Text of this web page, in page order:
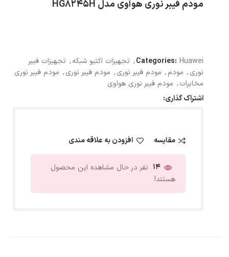
مودم فیبر نوری هوآوی مدل HG8245H
Categories: Huawei
, تجهیزات اکتیو شبکه, تجهیزات فیبر
نوری, مودم, مودم فیبر نوری, مودم فیبر نوری, مودم فیبر نوری
مخابرات, مودم فیبر نوری هواوی
اشتراک گذاری:
مقایسه افزودن به علاقه مندی
14 نفر در حال مشاهده این محصول
هستند!